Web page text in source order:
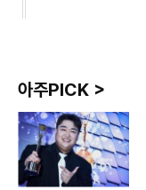
아주PICK >